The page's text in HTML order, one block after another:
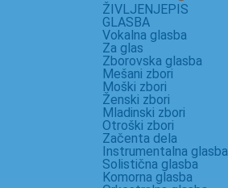
ŽIVLJENJEPIS
GLASBA
Vokalna glasba
Za glas
Zborovska glasba
Mešani zbori
Moški zbori
Ženski zbori
Mladinski zbori
Otroški zbori
Začenta dela
Instrumentalna glasba
Solistična glasba
Komorna glasba